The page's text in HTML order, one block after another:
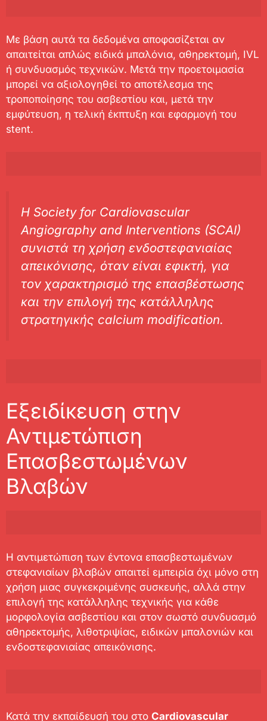
Με βάση αυτά τα δεδομένα αποφασίζεται αν
απαιτείται απλώς ειδικά μπαλόνια, αθηρεκτομή, IVL
ή συνδυασμός τεχνικών. Μετά την προετοιμασία
μπορεί να αξιολογηθεί το αποτέλεσμα της
τροποποίησης του ασβεστίου και, μετά την
εμφύτευση, η τελική έκπτυξη και εφαρμογή του
stent.
Η Society for Cardiovascular
Angiography and Interventions (SCAI)
συνιστά τη χρήση ενδοστεφανιαίας
απεικόνισης, όταν είναι εφικτή, για
τον χαρακτηρισμό της επασβέστωσης
και την επιλογή της κατάλληλης
στρατηγικής calcium modification.
Εξειδίκευση στην
Αντιμετώπιση
Επασβεστωμένων
Βλαβών
Η αντιμετώπιση των έντονα επασβεστωμένων
στεφανιαίων βλαβών απαιτεί εμπειρία όχι μόνο στη
χρήση μιας συγκεκριμένης συσκευής, αλλά στην
επιλογή της κατάλληλης τεχνικής για κάθε
μορφολογία ασβεστίου και στον σωστό συνδυασμό
αθηρεκτομής, λιθοτριψίας, ειδικών μπαλονιών και
ενδοστεφανιαίας απεικόνισης.
Κατά την εκπαίδευσή του στο Cardiovascular